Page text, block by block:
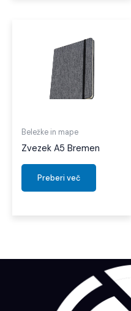
Beležke in mape
Zvezek A5 Bremen
Preberi več